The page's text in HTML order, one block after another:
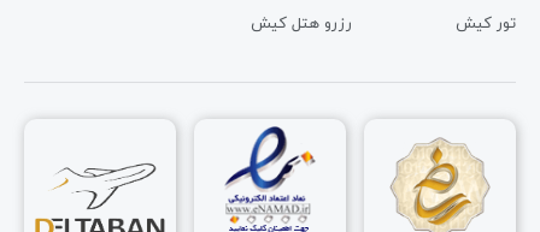
تور کیش
رزرو هتل کیش